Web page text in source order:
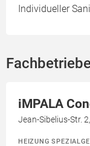
Individueller
iMPALA
Jean-Sibelius-Str.
HEIZUNG